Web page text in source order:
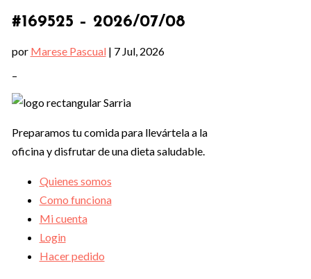
#169525 – 2026/07/08
por Marese Pascual| 7 Jul, 2026
–
Preparamos tu comida para llevártela a la
oficina y disfrutar de una dieta saludable.
Quienes somos
Como funciona
Mi cuenta
Login
Hacer pedido